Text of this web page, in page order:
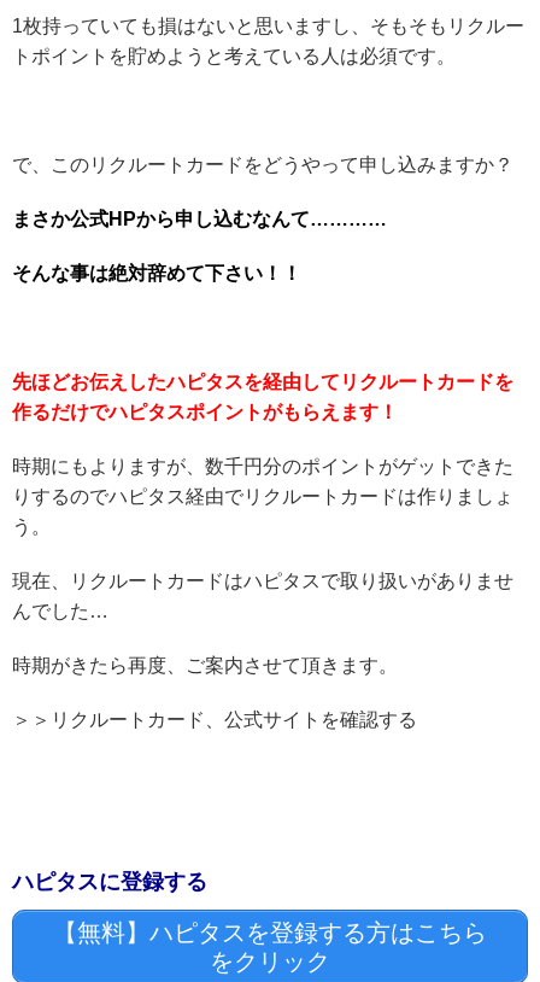
1枚持っていても損はないと思いますし、そもそもリクルー
トポイントを貯めようと考えている人は必須です。
で、このリクルートカードをどうやって申し込みますか？
まさか公式HPから申し込むなんて…………
そんな事は絶対辞めて下さい！！
先ほどお伝えしたハピタスを経由してリクルートカードを
作るだけでハピタスポイントがもらえます！
時期にもよりますが、数千円分のポイントがゲットできた
りするのでハピタス経由でリクルートカードは作りましょ
う。
現在、リクルートカードはハピタスで取り扱いがありませ
んでした…
時期がきたら再度、ご案内させて頂きます。
＞＞リクルートカード、公式サイトを確認する
ハピタスに登録する
【無料】ハピタスを登録する方はこちら
をクリック